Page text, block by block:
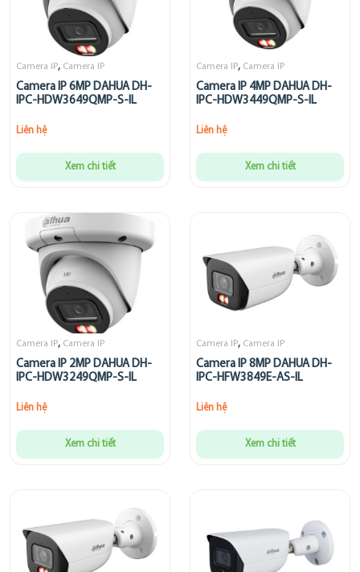
Camera IP, Camera IP
Camera IP 6MP DAHUA DH-
IPC-HDW3649QMP-S-IL
Liên hệ
Xem chi tiết
Camera IP, Camera IP
Camera IP 4MP DAHUA DH-
IPC-HDW3449QMP-S-IL
Liên hệ
Xem chi tiết
Camera IP, Camera IP
Camera IP 2MP DAHUA DH-
IPC-HDW3249QMP-S-IL
Liên hệ
Xem chi tiết
Camera IP, Camera IP
Camera IP 8MP DAHUA DH-
IPC-HFW3849E-AS-IL
Liên hệ
Xem chi tiết